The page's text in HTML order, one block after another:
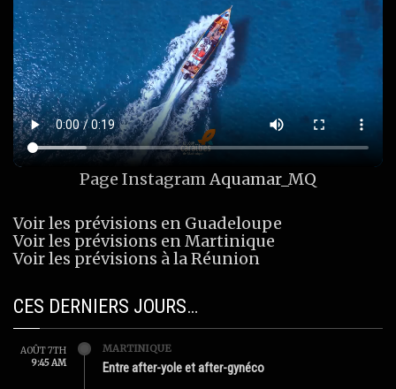
Page InstagramAquamar_MQ
Voir les prévisions en Guadeloupe
Voir les prévisions en Martinique
Voir les prévisions à la Réunion
CES DERNIERS JOURS…
AOÛT 7TH
9:45 AM
MARTINIQUE
Entre after-yole et after-gynéco